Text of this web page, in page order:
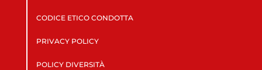
CODICE ETICO CONDOTTA
PRIVACY POLICY
POLICY DIVERSITÀ